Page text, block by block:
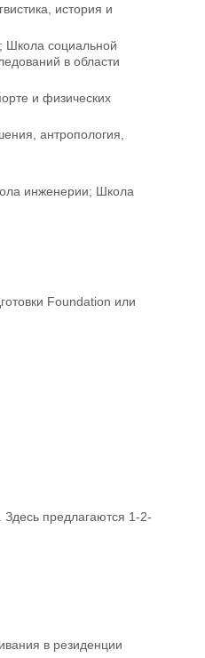
история и
Школа социальной
в области
и физических
антропология,
инженерии; Школа
Foundation или
Здесь предлагаются 1-2-
в резиденции